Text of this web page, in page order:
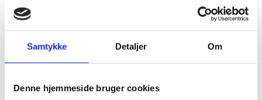
Samtykke Detaljer Om
Denne hjemmeside bruger cookies
Polytunnel Drivhus
Teaktræ bænke